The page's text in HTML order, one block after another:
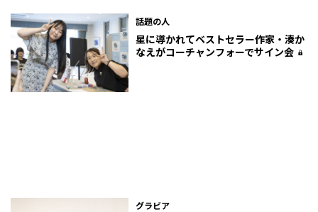
話題の人
星に導かれて――ベストセラー作家・湊か
なえがコーチャンフォーでサイン会
グラビア